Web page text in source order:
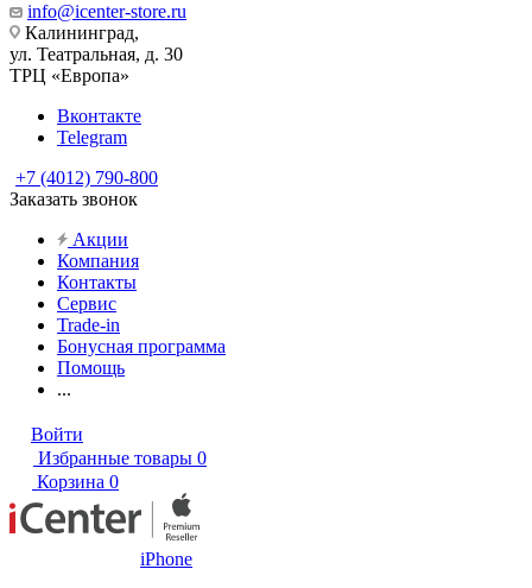
info@icenter-store.ru
Калининград,
ул. Театральная, д. 30
ТРЦ «Европа»
Вконтакте
Telegram
+7 (4012) 790-800
Заказать звонок
Акции
Компания
Контакты
Сервис
Trade-in
Бонусная программа
Помощь
...
Войти
Избранные товары 0
Корзина 0
iPhone